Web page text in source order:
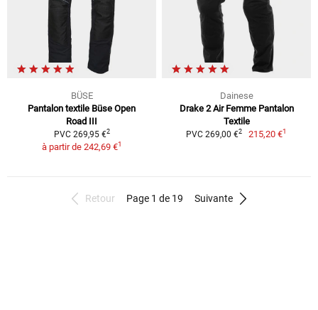
BÜSE
Pantalon textile Büse Open
Road III
PVC 269,95 €2
à partir de 242,69 €1
Dainese
Drake 2 Air Femme Pantalon
Textile
PVC 269,00 €2 215,20 €1
Retour Page 1 de 19 Suivante